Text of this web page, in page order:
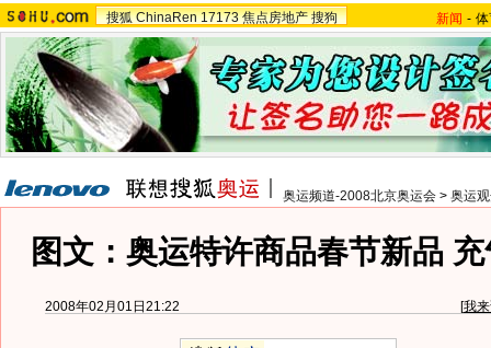
搜狐 ChinaRen 17173 焦点房地产 搜狗 新闻 -
奥运频道-2008北京奥运会 > 奥运
图文：奥运特许商品春节新品
2008年02月01日21:22 [我